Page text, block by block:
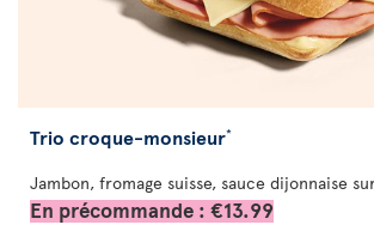
Trio croque-monsieur*
Jambon, fromage suisse, sauce dijonnaise
En précommande : €13.99